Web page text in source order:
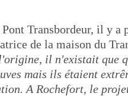
Transbordeur, il y a
de la maison du
il n'existait que
mais ils étaient
A Rochefort, le